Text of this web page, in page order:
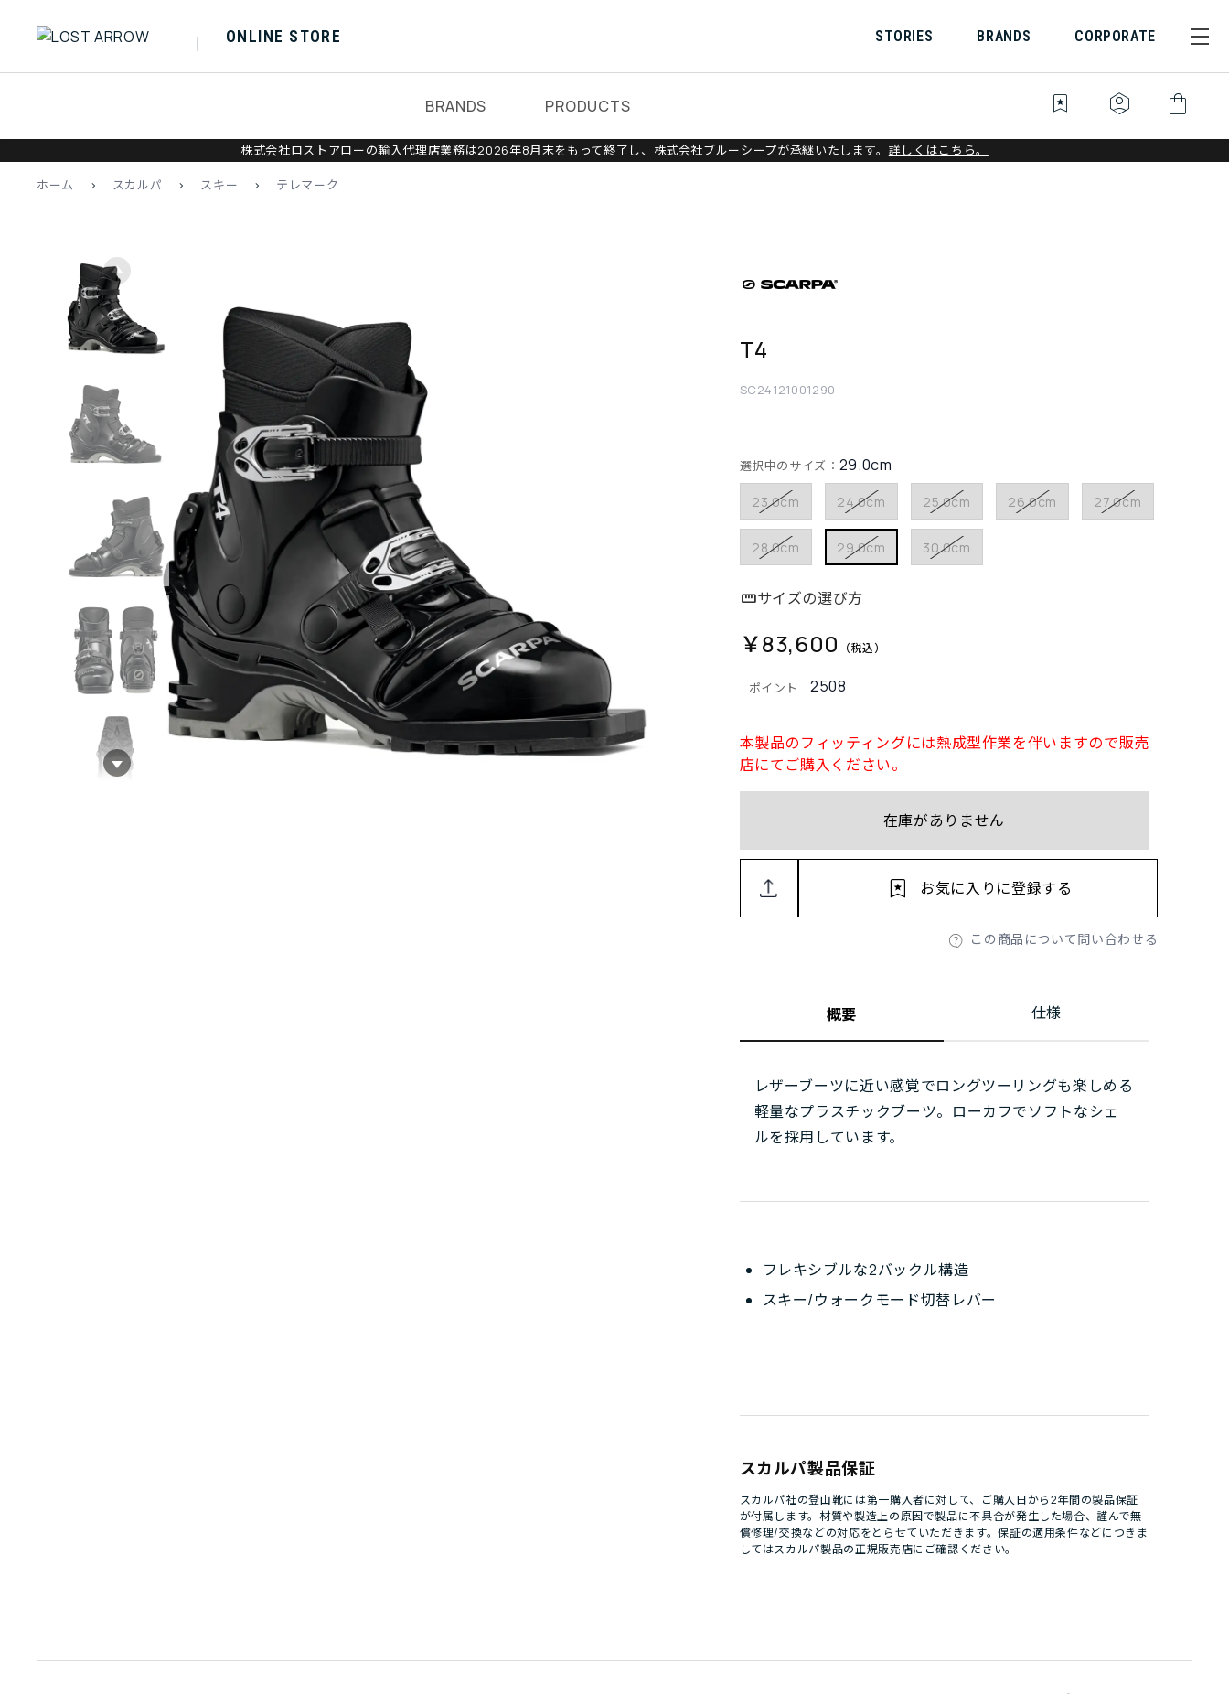
ONLINE STORE STORIES BRANDS CORPORATE
BRANDS PRODUCTS bookmark_star identity_platform shopping_bag
株式会社ロストアローの輸入代理店業務は2026年8月末をもって終了し、株式会社ブルーシープが承継いたします。 詳しくはこちら。
ホーム > スカルパ > スキー > テレマーク
T4
SC24121001290
ポイント 2508
選択中のサイズ： 29.0cm
23.0cm 24.0cm 25.0cm 26.0cm 27.0cm
28.0cm 29.0cm 30.0cm
サイズの選び方
本製品のフィッティングには熱成型作業を伴いますので販売
店にてご購入ください。
￥83,600
在庫がありません
この商品について問い合わせる
お気に入りに登録する
概要 仕様
レザーブーツに近い感覚でロングツーリングも楽しめる
軽量なプラスチックブーツ。ローカフでソフトなシェ
ルを採用しています。
スカルパ製品保証
スカルパ社の登山靴には第一購入者に対して、ご購入日から2年間の製品保証
が付属します。材質や製造上の原因で製品に不具合が発生した場合、謹んで無
償修理/交換などの対応をとらせていただきます。保証の適用条件などにつきま
してはスカルパ製品の正規販売店にご確認ください。
フレキシブルな2バックル構造
スキー/ウォークモード切替レバー